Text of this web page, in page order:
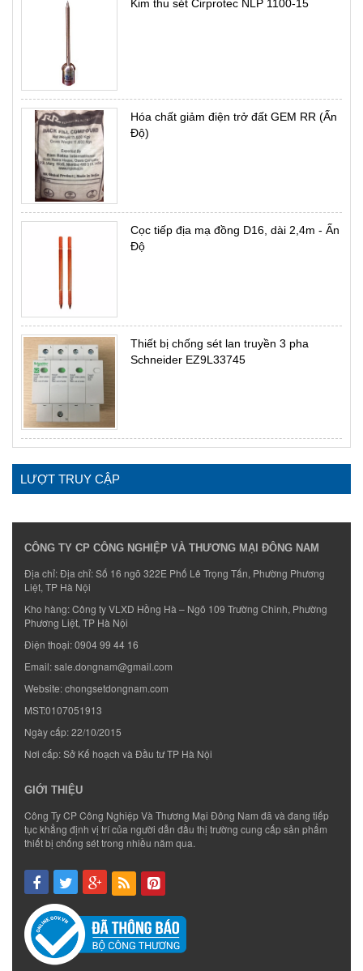
Kim thu sét Cirprotec NLP 1100-15
Hóa chất giảm điện trở đất GEM RR (Ấn
Độ)
Cọc tiếp địa mạ đồng D16, dài 2,4m - Ấn
Độ
Thiết bị chống sét lan truyền 3 pha
Schneider EZ9L33745
LƯỢT TRUY CẬP
CÔNG TY CP CÔNG NGHIỆP VÀ THƯƠNG MẠI ĐÔNG NAM
Địa chỉ: Địa chỉ: Số 16 ngõ 322E Phố Lê Trọng Tấn, Phường Phương
Liệt, TP Hà Nội
Kho hàng: Công ty VLXD Hồng Hà – Ngõ 109 Trường Chinh, Phường
Phương Liệt, TP Hà Nội
Điện thoại:0904 99 44 16
Email:sale.dongnam@gmail.com
Website:chongsetdongnam.com
MST:0107051913
Ngày cấp: 22/10/2015
Nơi cấp: Sở Kế hoạch và Đầu tư TP Hà Nội
GIỚI THIỆU
Công Ty CP Công Nghiệp Và Thương Mại Đông Nam đã và đang tiếp
tục khẳng định vị trí của người dẫn đầu thị trường cung cấp sản phẩm
thiết bị chống sét trong nhiều năm qua.